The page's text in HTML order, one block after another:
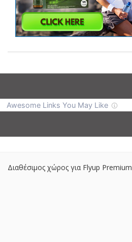
Διαθέσιμος χώρος για Flyup Premium